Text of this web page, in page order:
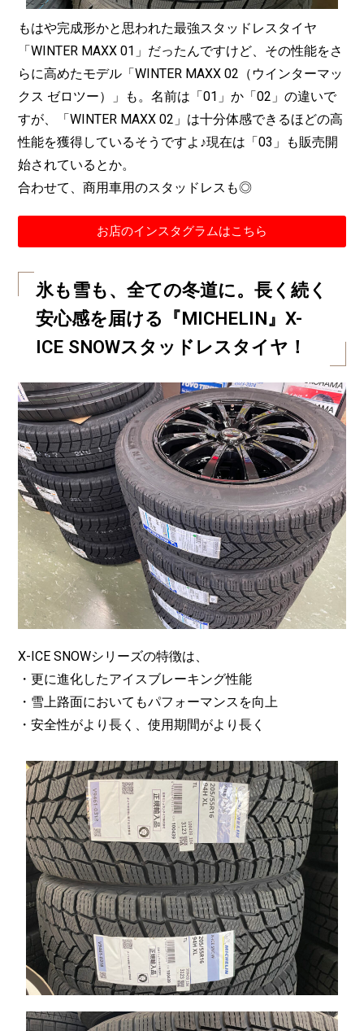
もはや完成形かと思われた最強スタッドレスタイヤ
「WINTER MAXX 01」だったんですけど、その性能をさ
らに高めたモデル「WINTER MAXX 02（ウインターマッ
クス ゼロツー）」も。名前は「01」か「02」の違いで
すが、「WINTER MAXX 02」は十分体感できるほどの高
性能を獲得しているそうですよ♪現在は「03」も販売開
始されているとか。
合わせて、商用車用のスタッドレスも◎
お店のインスタグラムはこちら
氷も雪も、全ての冬道に。長く続く
安心感を届ける『MICHELIN』X-
ICE SNOWスタッドレスタイヤ！
X-ICE SNOWシリーズの特徴は、
・更に進化したアイスブレーキング性能
・雪上路面においてもパフォーマンスを向上
・安全性がより長く、使用期間がより長く